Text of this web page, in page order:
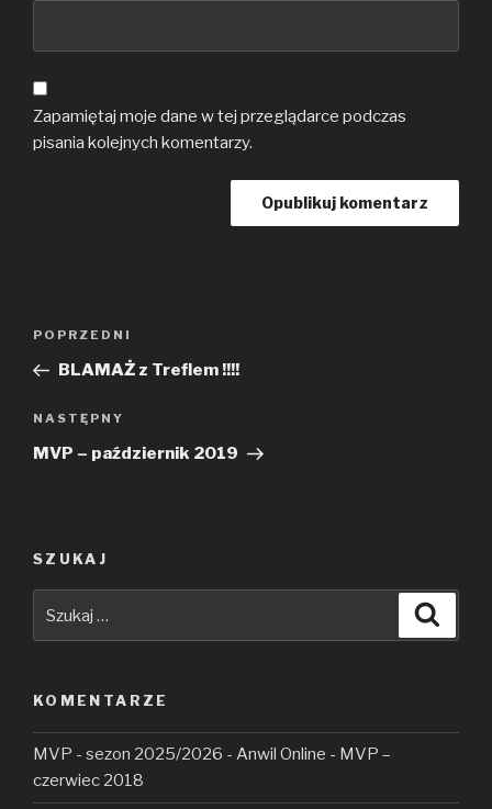
Zapamiętaj moje dane w tej przeglądarce podczas
pisania kolejnych komentarzy.
Poprzedni
wpis
POPRZEDNI
BLAMAŻ z Treflem !!!!
Następny
wpis
NASTĘPNY
MVP – październik 2019
SZUKAJ
KOMENTARZE
MVP - sezon 2025/2026 - Anwil Online - MVP –
czerwiec 2018